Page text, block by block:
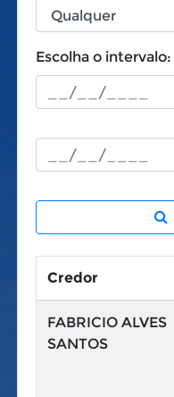
Escolha o intervalo:
Credor
FABRICIO ALVES
SANTOS